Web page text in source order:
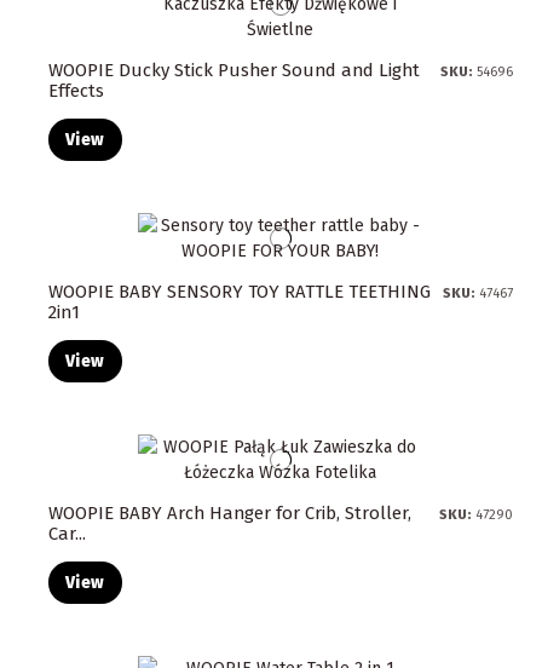
WOOPIE Ducky Stick Pusher Sound and Light
Effects
SKU: 54696
View
WOOPIE BABY SENSORY TOY RATTLE TEETHING
2in1
SKU: 47467
View
WOOPIE BABY Arch Hanger for Crib, Stroller,
Car...
SKU: 47290
View